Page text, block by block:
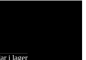
i lager